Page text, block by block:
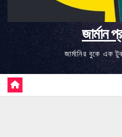
জার্মান
জার্মানির বুকে এক